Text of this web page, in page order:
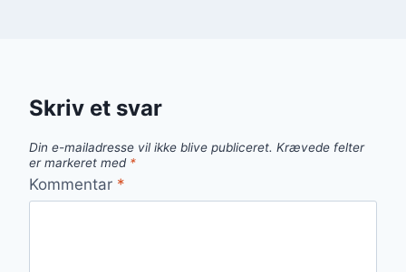
Skriv et svar
Din e-mailadresse vil ikke blive publiceret. Krævede felter
er markeret med *
Kommentar *